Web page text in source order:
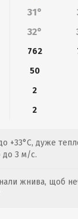
31°
32°
762
50
2
2
+33°C, дуже
до 3 м/с.
жнива, щоб